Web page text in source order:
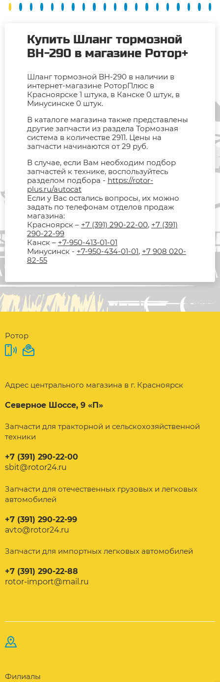
Купить Шланг тормозной
BH-290 в магазине Ротор+
Шланг тормозной BH-290 в наличии в
интернет-магазине РоторПлюс в
Красноярске 1 штука, в Канске 0 штук, в
Минусинске 0 штук.
В каталоге магазина также представлены
другие запчасти из раздела Тормозная
система в количестве 2911. Цены на
запчасти начинаются от 29 руб.
В случае, если Вам необходим подбор
запчастей к технике, воспользуйтесь
разделом подбора - https://rotor-
plus.ru/autocat
Если у Вас остались вопросы, их можно
задать по телефонам отделов продаж
магазина:
Красноярск – +7 (391) 290-22-00, +7 (391)
290-22-99
Канск – +7-950-413-01-01
Минусинск - +7-950-434-01-01, +7 908 020-
82-55
Ротор
Адрес центрального магазина в г. Красноярск
Северное Шоссе, 9 «П»
Запчасти для тракторной и сельскохозяйственной
техники
+7 (391) 290-22-00
sbit@rotor24.ru
Запчасти для отечественных грузовых и легковых
автомобилей
+7 (391) 290-22-99
avto@rotor24.ru
Запчасти для импортных легковых автомобилей
+7 (391) 290-22-88
rotor-import@mail.ru
Филиалы